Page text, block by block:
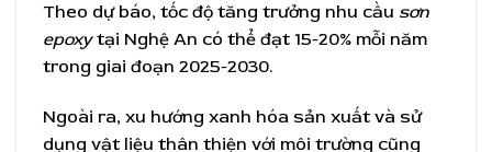
Theo dự báo, tốc độ tăng trưởng nhu cầu sơn
epoxytại Nghệ An có thể đạt 15-20% mỗi năm
trong giai đoạn 2025-2030.
Ngoài ra, xu hướng xanh hóa sản xuất và sử
dụng vật liệu thân thiện với môi trường cũng